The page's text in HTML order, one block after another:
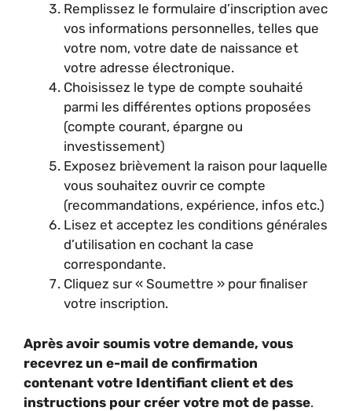
Remplissez le formulaire d’inscription avec
vos informations personnelles, telles que
votre nom, votre date de naissance et
votre adresse électronique.
Choisissez le type de compte souhaité
parmi les différentes options proposées
(compte courant, épargne ou
investissement)
Exposez brièvement la raison pour laquelle
vous souhaitez ouvrir ce compte
(recommandations, expérience, infos etc.)
Lisez et acceptez les conditions générales
d’utilisation en cochant la case
correspondante.
Cliquez sur « Soumettre » pour finaliser
votre inscription.
Après avoir soumis votre demande, vous
recevrez un e-mail de confirmation
contenant votre Identifiant client et des
instructions pour créer votre mot de passe.